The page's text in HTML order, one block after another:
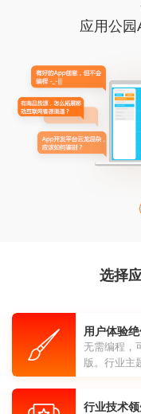
应用公
选择
用户体验
无需编程，
版。行业主
行业技术